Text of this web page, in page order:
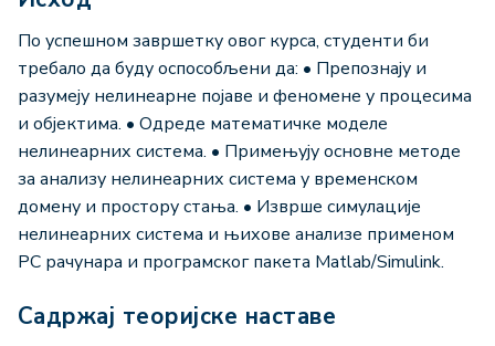
По успешном завршетку овог курса, студенти би
требало да буду оспособљени да: • Препознају и
разумеју нелинеарне појаве и феномене у процесима
и објектима. • Одреде математичке моделе
нелинeарних система. • Примењују основне методе
за анализу нелинеарних система у временском
домену и простору стања. • Изврше симулације
нелинеарних система и њихове анализе применом
PC рачунара и програмског пакета Matlab/Simulink.
Садржај теоријске наставе